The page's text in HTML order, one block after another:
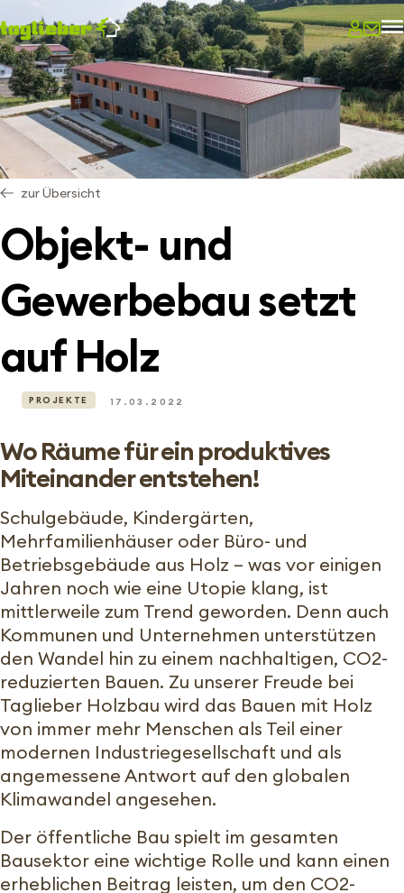
zur Übersicht
Objekt- und
Gewerbebau setzt
auf Holz
PROJEKTE 17.03.2022
Wo Räume für ein produktives
Miteinander entstehen!
Schulgebäude, Kindergärten,
Mehrfamilienhäuser oder Büro- und
Betriebsgebäude aus Holz – was vor einigen
Jahren noch wie eine Utopie klang, ist
mittlerweile zum Trend geworden. Denn auch
Kommunen und Unternehmen unterstützen
den Wandel hin zu einem nachhaltigen, CO2-
reduzierten Bauen. Zu unserer Freude bei
Taglieber Holzbau wird das Bauen mit Holz
von immer mehr Menschen als Teil einer
modernen Industriegesellschaft und als
angemessene Antwort auf den globalen
Klimawandel angesehen.
Der öffentliche Bau spielt im gesamten
Bausektor eine wichtige Rolle und kann einen
erheblichen Beitrag leisten, um den CO2-